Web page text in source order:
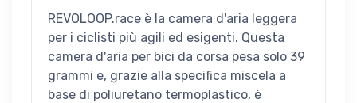
REVOLOOP.race è la camera d'aria leggera
per i ciclisti più agili ed esigenti. Questa
camera d'aria per bici da corsa pesa solo 39
grammi e, grazie alla specifica miscela a
base di poliuretano termoplastico, è